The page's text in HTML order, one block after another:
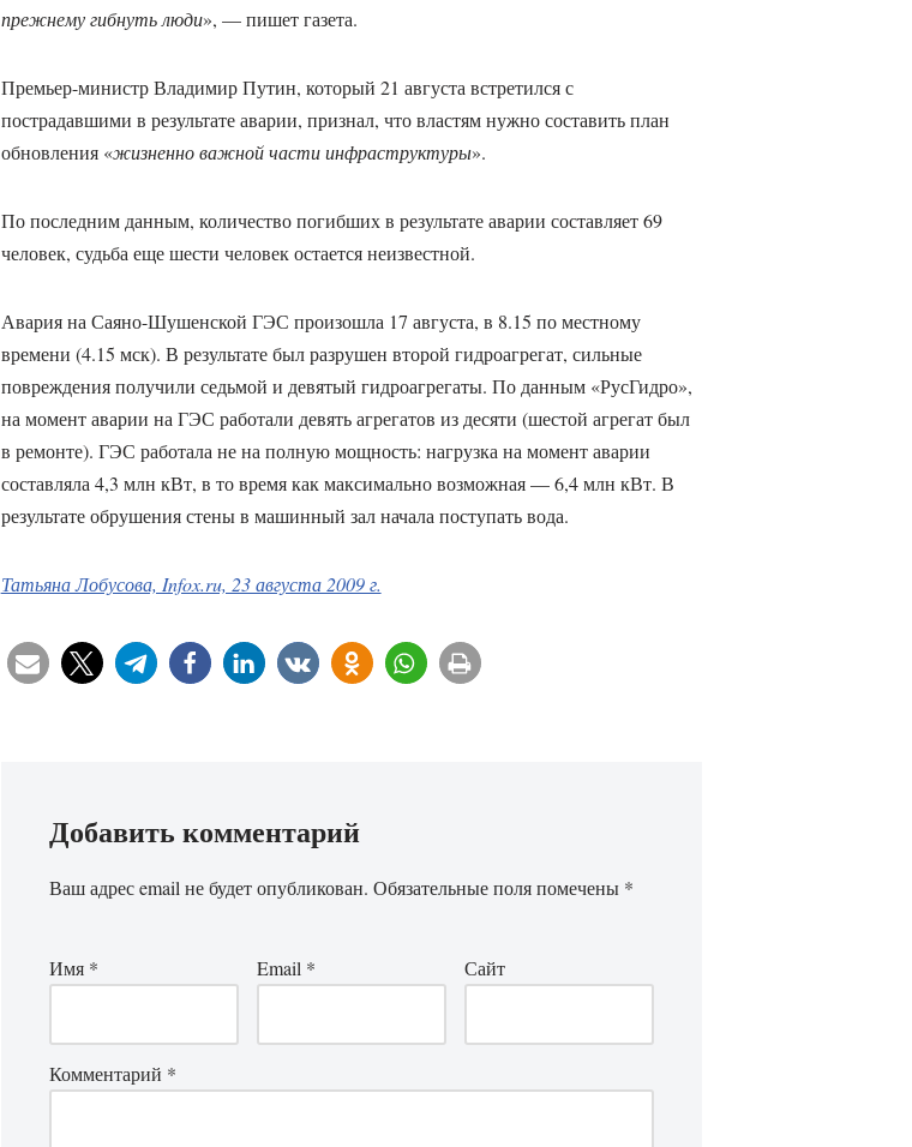
прежнему гибнуть люди», — пишет газета.
Премьер-министр Владимир Путин, который 21 августа встретился с
пострадавшими в результате аварии, признал, что властям нужно составить план
обновления «жизненно важной части инфраструктуры».
По последним данным, количество погибших в результате аварии составляет 69
человек, судьба еще шести человек остается неизвестной.
Авария на Саяно-Шушенской ГЭС произошла 17 августа, в 8.15 по местному
времени (4.15 мск). В результате был разрушен второй гидроагрегат, сильные
повреждения получили седьмой и девятый гидроагрегаты. По данным «РусГидро»,
на момент аварии на ГЭС работали девять агрегатов из десяти (шестой агрегат был
в ремонте). ГЭС работала не на полную мощность: нагрузка на момент аварии
составляла 4,3 млн кВт, в то время как максимально возможная — 6,4 млн кВт. В
результате обрушения стены в машинный зал начала поступать вода.
Татьяна Лобусова, Infox.ru, 23 августа 2009 г.
Добавить комментарий
Ваш адрес email не будет опубликован. Обязательные поля помечены *
Имя * Email * Сайт
Комментарий *